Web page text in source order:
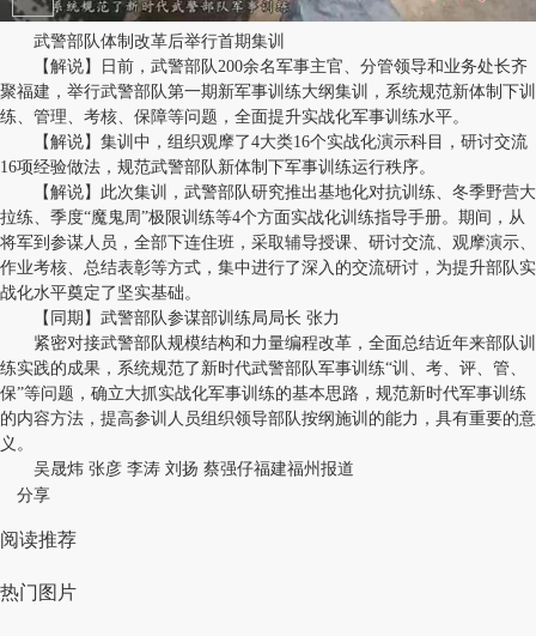
武警部队体制改革后举行首期集训
【解说】日前，武警部队200余名军事主官、分管领导和业务处长齐
聚福建，举行武警部队第一期新军事训练大纲集训，系统规范新体制下训
练、管理、考核、保障等问题，全面提升实战化军事训练水平。
【解说】集训中，组织观摩了4大类16个实战化演示科目，研讨交流
16项经验做法，规范武警部队新体制下军事训练运行秩序。
【解说】此次集训，武警部队研究推出基地化对抗训练、冬季野营大
拉练、季度“魔鬼周”极限训练等4个方面实战化训练指导手册。期间，从
将军到参谋人员，全部下连住班，采取辅导授课、研讨交流、观摩演示、
作业考核、总结表彰等方式，集中进行了深入的交流研讨，为提升部队实
战化水平奠定了坚实基础。
【同期】武警部队参谋部训练局局长 张力
紧密对接武警部队规模结构和力量编程改革，全面总结近年来部队训
练实践的成果，系统规范了新时代武警部队军事训练“训、考、评、管、
保”等问题，确立大抓实战化军事训练的基本思路，规范新时代军事训练
的内容方法，提高参训人员组织领导部队按纲施训的能力，具有重要的意
义。
吴晟炜 张彦 李涛 刘扬 蔡强仔福建福州报道
分享
阅读推荐
热门图片